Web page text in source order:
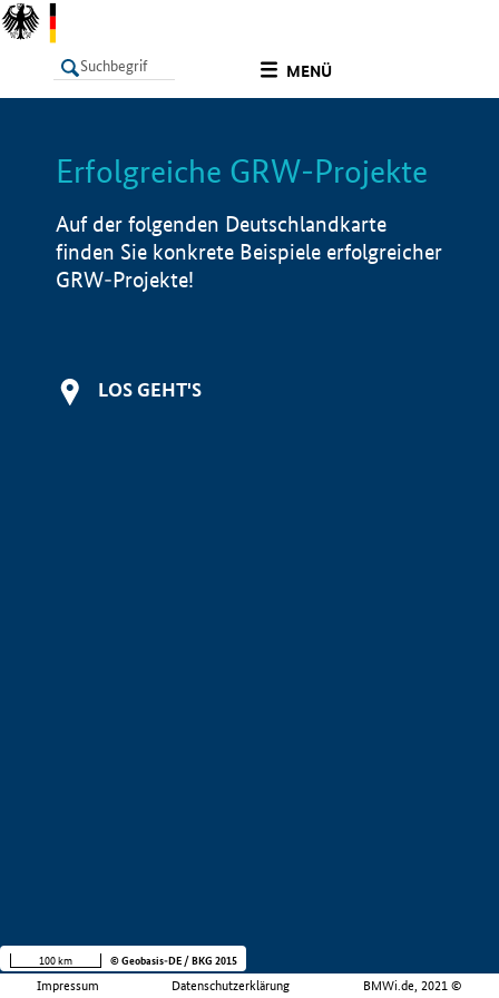
MENÜ
LISTE Info
Erfolgreiche GRW-Projekte
Auf der folgenden Deutschlandkarte
finden Sie konkrete Beispiele erfolgreicher
GRW-Projekte!
LOS GEHT'S
Impressum Datenschutzerklärung BMWi.de, 2021 ©
100 km © Geobasis-DE / BKG 2015